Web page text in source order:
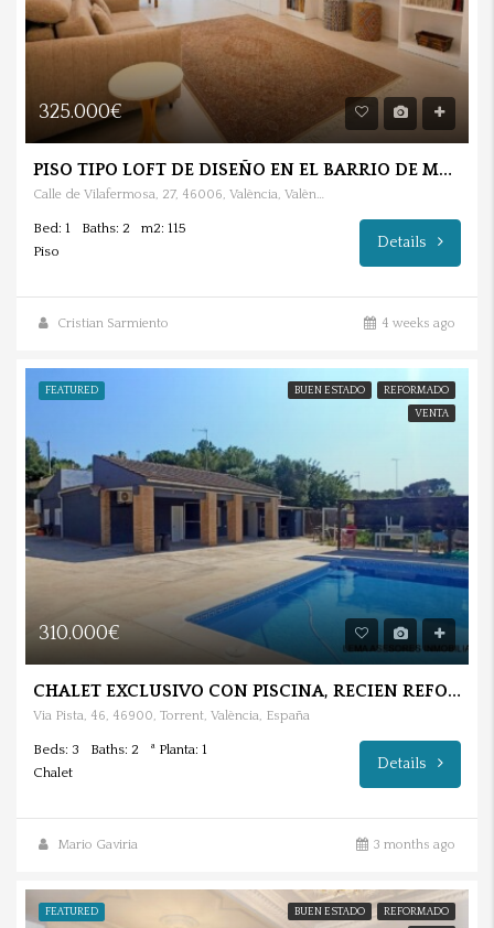
325.000€
PISO TIPO LOFT DE DISEÑO EN EL BARRIO DE MONT-OLIVET
Calle de Vilafermosa, 27, 46006, València, València, España
Bed: 1 Baths: 2
m2: 115
Piso
Details
Cristian Sarmiento 4 weeks ago
FEATURED BUEN ESTADO
REFORMADO
VENTA
310.000€
CHALET EXCLUSIVO CON PISCINA, RECIEN REFORMADO EN TORRENT.
Via Pista, 46, 46900, Torrent, València, España
Beds: 3 Baths: 2
ª Planta: 1
Chalet
Details
Mario Gaviria 3 months ago
FEATURED BUEN ESTADO
REFORMADO